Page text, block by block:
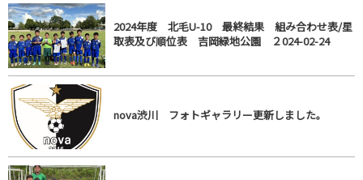
2024年度 北毛U-10 最終結果 組み合わせ表/星
取表及び順位表 吉岡緑地公園 ２024-02-24
nova渋川 フォトギャラリー更新しました。